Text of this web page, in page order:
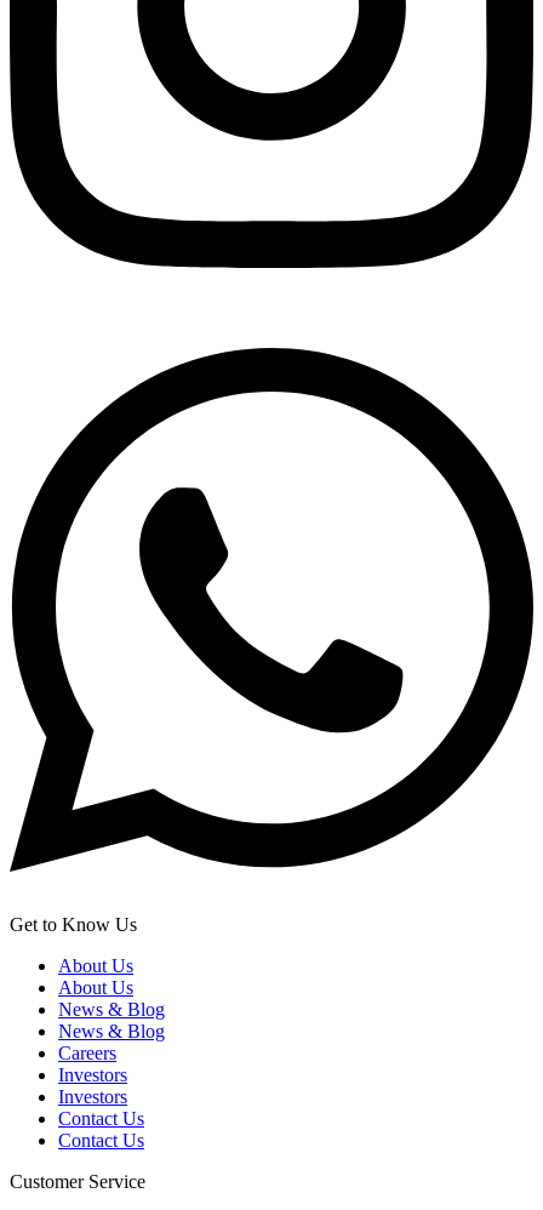
Get to Know Us
About Us
About Us
News & Blog
News & Blog
Careers
Investors
Investors
Contact Us
Contact Us
Customer Service